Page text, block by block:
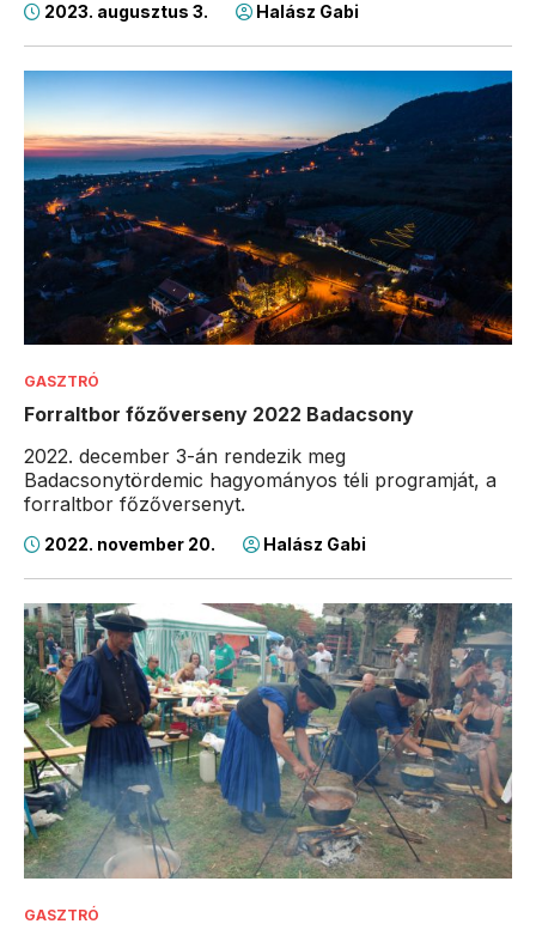
2023. augusztus 3. Halász Gabi
GASZTRÓ
Forraltbor főzőverseny 2022 Badacsony
2022. december 3-án rendezik meg
Badacsonytördemic hagyományos téli programját, a
forraltbor főzőversenyt.
2022. november 20. Halász Gabi
GASZTRÓ